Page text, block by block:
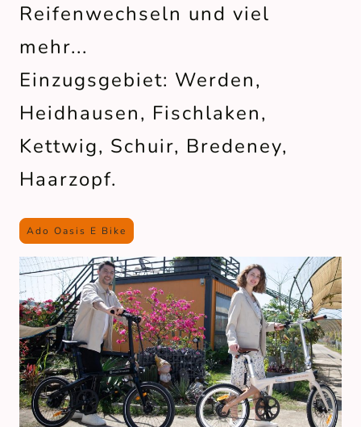
Reifenwechseln und viel
mehr...
Einzugsgebiet: Werden,
Heidhausen, Fischlaken,
Kettwig, Schuir, Bredeney,
Haarzopf.
Ado Oasis E Bike